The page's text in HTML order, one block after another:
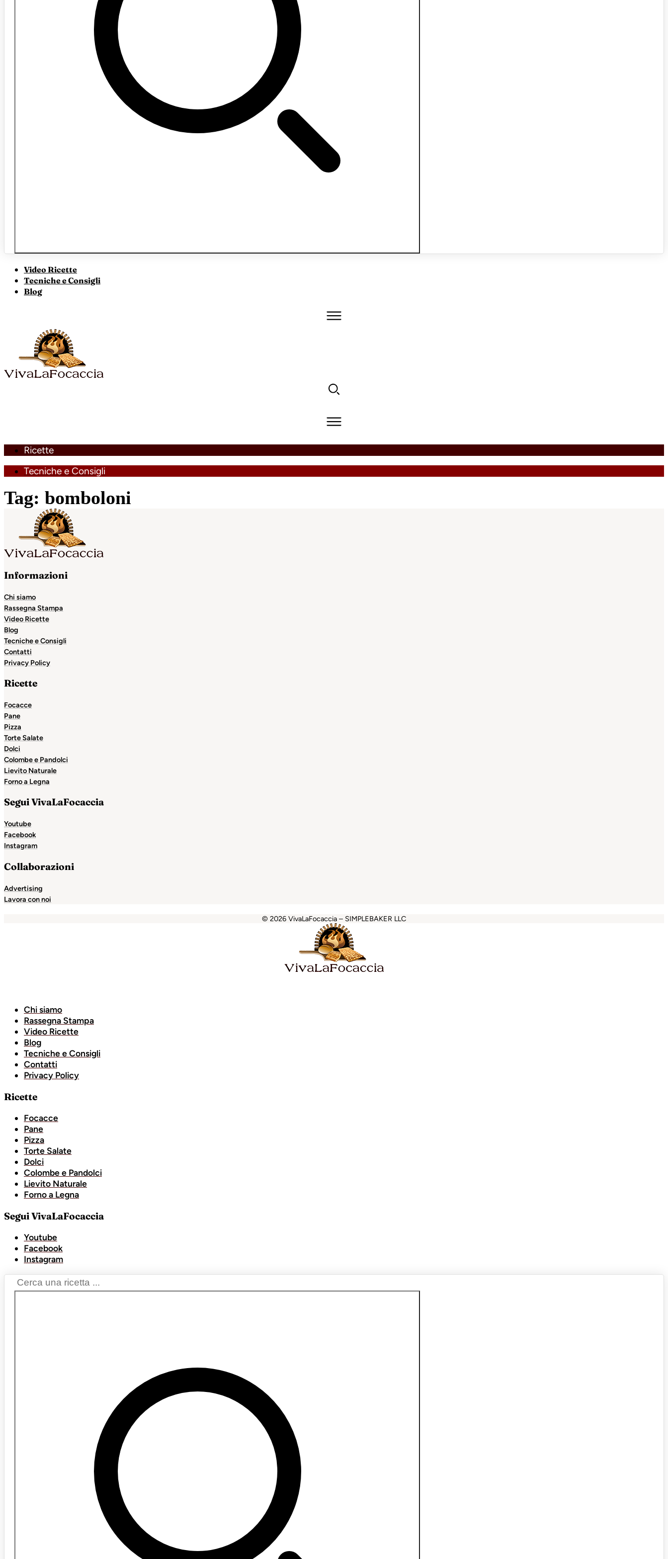
Video Ricette
Tecniche e Consigli
Blog
Ricette
Tecniche e Consigli
Tag: bomboloni
Informazioni
Chi siamo
Rassegna Stampa
Video Ricette
Blog
Tecniche e Consigli
Contatti
Privacy Policy
Ricette
Focacce
Pane
Pizza
Torte Salate
Dolci
Colombe e Pandolci
Lievito Naturale
Forno a Legna
Segui VivaLaFocaccia
Youtube
Facebook
Instagram
Collaborazioni
Advertising
Lavora con noi
© 2026 VivaLaFocaccia – SIMPLEBAKER LLC
betparkcasibom
Chi siamo
Rassegna Stampa
Video Ricette
Blog
Tecniche e Consigli
Contatti
Privacy Policy
Ricette
Focacce
Pane
Pizza
Torte Salate
Dolci
Colombe e Pandolci
Lievito Naturale
Forno a Legna
Segui VivaLaFocaccia
Youtube
Facebook
Instagram
Search
...